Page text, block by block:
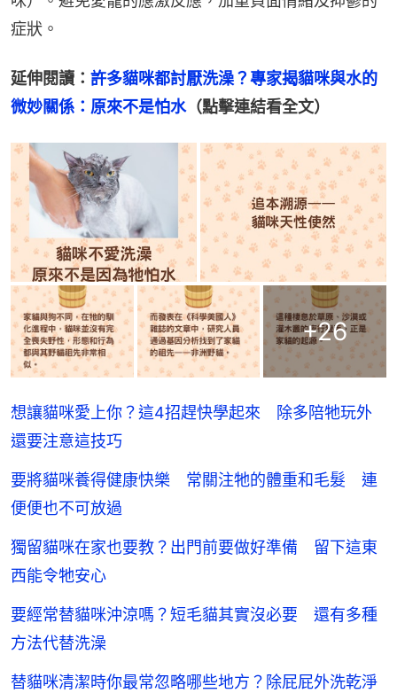
症狀。
延伸閱讀： 許多貓咪都討厭洗澡？專家揭貓咪與水的
微妙關係：原來不是怕水（點擊連結看全文）
+26
想讓貓咪愛上你？這4招趕快學起來 除多陪牠玩外
還要注意這技巧
要將貓咪養得健康快樂 常關注牠的體重和毛髮 連
便便也不可放過
獨留貓咪在家也要教？出門前要做好準備 留下這東
西能令牠安心
要經常替貓咪沖涼嗎？短毛貓其實沒必要 還有多種
方法代替洗澡
替貓咪清潔時你最常忽略哪些地方？除屁屁外洗乾淨